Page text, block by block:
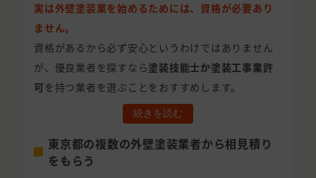
実は外壁塗装業を始めるためには、資格が必要あり
ません。
資格があるから必ず安心というわけではありません
が、優良業者を探すなら塗装技能士か塗装工事業許
可 を持つ業者を選ぶことをおすすめします。
続きを読む
東京都の複数の外壁塗装業者から相見積り
をもらう